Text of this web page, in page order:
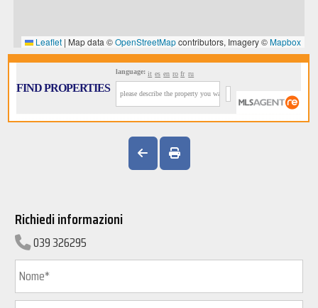
FIND PROPERTIES
language: it es en ro fr ru
Richiedi informazioni
039 326295